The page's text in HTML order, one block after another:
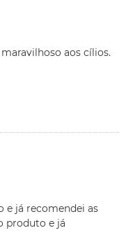
aos cílios.
e já recomendei as
produto e já